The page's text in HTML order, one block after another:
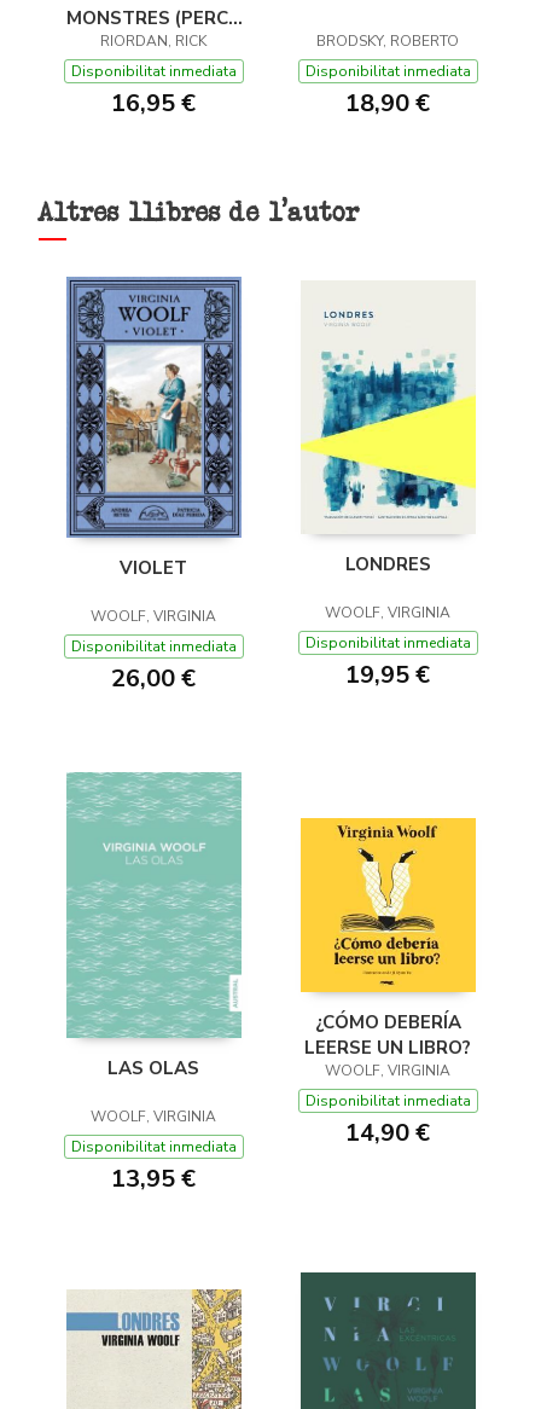
MONSTRES (PERCY
JACKSON I ELS DÉUS
DE L'OLIMP 2)
RIORDAN, RICK
Disponibilitat inmediata
16,95 €
BRODSKY, ROBERTO
Disponibilitat inmediata
18,90 €
Altres llibres de l'autor
VIOLET
WOOLF, VIRGINIA
Disponibilitat inmediata
26,00 €
LONDRES
WOOLF, VIRGINIA
Disponibilitat inmediata
19,95 €
LAS OLAS
WOOLF, VIRGINIA
Disponibilitat inmediata
13,95 €
¿CÓMO DEBERÍA
LEERSE UN LIBRO?
WOOLF, VIRGINIA
Disponibilitat inmediata
14,90 €